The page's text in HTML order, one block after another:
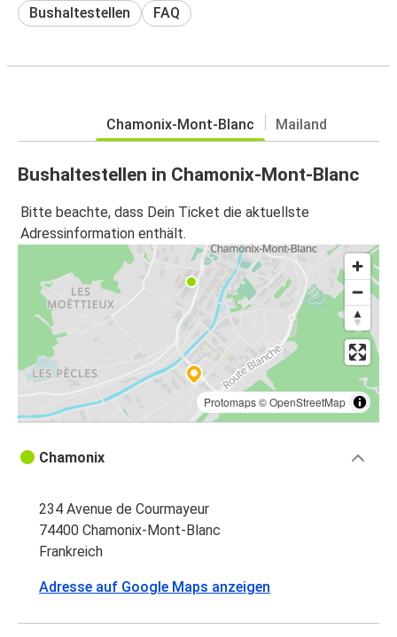
Bushaltestellen FAQ
Chamonix-Mont-Blanc Mailand
Bushaltestellen in Chamonix-Mont-Blanc
Bitte beachte, dass Dein Ticket die aktuellste
Adressinformation enthält.
Protomaps©OpenStreetMap
Chamonix
234 Avenue de Courmayeur
74400 Chamonix-Mont-Blanc
Frankreich
Adresse auf Google Maps anzeigen